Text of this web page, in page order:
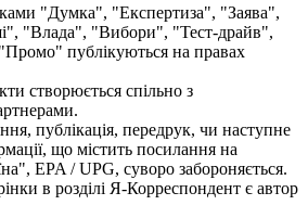
"Думка", "Експертиза", "Заява",
"Влада", "Вибори", "Тест-драйв",
публікуються на правах
створюється спільно з
публікація, передрук, чи наступне
що містить посилання на
EPA / UPG, суворо забороняється.
в розділі Я-Корреспондент є автор